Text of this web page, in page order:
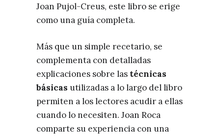
Joan Pujol-Creus, este libro se erige
como una guía completa.
Más que un simple recetario, se
complementa con detalladas
explicaciones sobre las técnicas
básicas utilizadas a lo largo del libro
permiten a los lectores acudir a ellas
cuando lo necesiten. Joan Roca
comparte su experiencia con una